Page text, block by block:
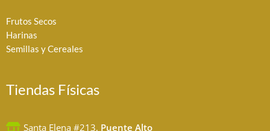
r
a
m
k
Frutos Secos
Harinas
Semillas y Cereales
Tiendas Físicas
Santa Elena #213, Puente Alto